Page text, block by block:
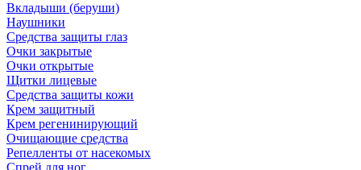
Вкладыши (беруши)
Наушники
Средства защиты глаз
Очки закрытые
Очки открытые
Щитки лицевые
Средства защиты кожи
Крем защитный
Крем регенинирующий
Очищающие средства
Репелленты от насекомых
Спрей для ног